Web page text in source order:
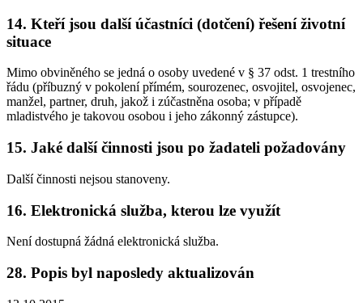
14. Kteří jsou další účastníci (dotčení) řešení životní
situace
Mimo obviněného se jedná o osoby uvedené v § 37 odst. 1 trestního
řádu (příbuzný v pokolení přímém, sourozenec, osvojitel, osvojenec,
manžel, partner, druh, jakož i zúčastněna osoba; v případě
mladistvého je takovou osobou i jeho zákonný zástupce).
15. Jaké další činnosti jsou po žadateli požadovány
Další činnosti nejsou stanoveny.
16. Elektronická služba, kterou lze využít
Není dostupná žádná elektronická služba.
28. Popis byl naposledy aktualizován